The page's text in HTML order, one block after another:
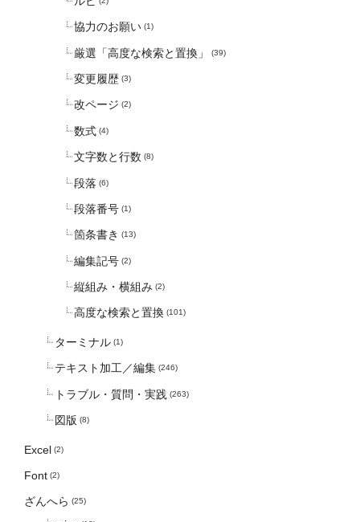
協力のお願い (1)
厳選「高度な検索と置換」 (39)
変更履歴 (3)
改ページ (2)
数式 (4)
文字数と行数 (8)
段落 (6)
段落番号 (1)
箇条書き (13)
編集記号 (2)
縦組み・横組み (2)
高度な検索と置換 (101)
ターミナル (1)
テキスト加工／編集 (246)
トラブル・質問・実践 (263)
図版 (8)
Excel (2)
Font (2)
ざんへら (25)